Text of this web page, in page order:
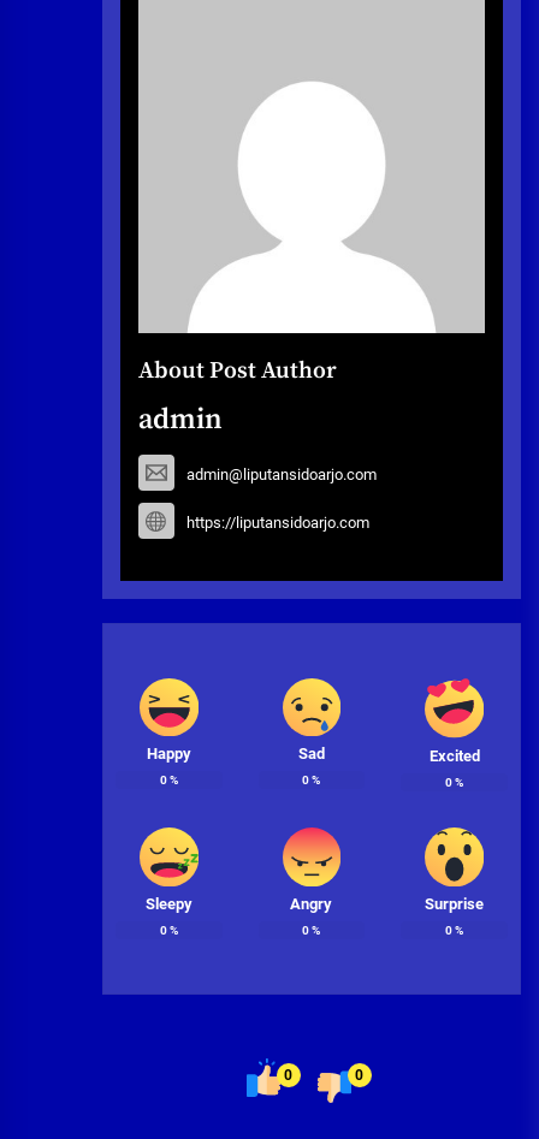
About Post Author
admin
admin@liputansidoarjo.com
https://liputansidoarjo.com
Happy
0%
Sad
0%
Excited
0%
Sleepy
0%
Angry
0%
Surprise
0%
0 0